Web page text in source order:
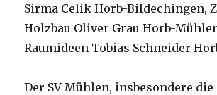
Sirma Celik Horb-Bildechingen,
Holzbau Oliver Grau Horb-
Raumideen Tobias Schneider
Der SV Mühlen, insbesondere